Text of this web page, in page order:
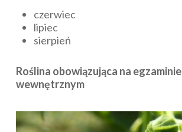
czerwiec
lipiec
sierpień
Roślina obowiązująca na egzaminie
wewnętrznym